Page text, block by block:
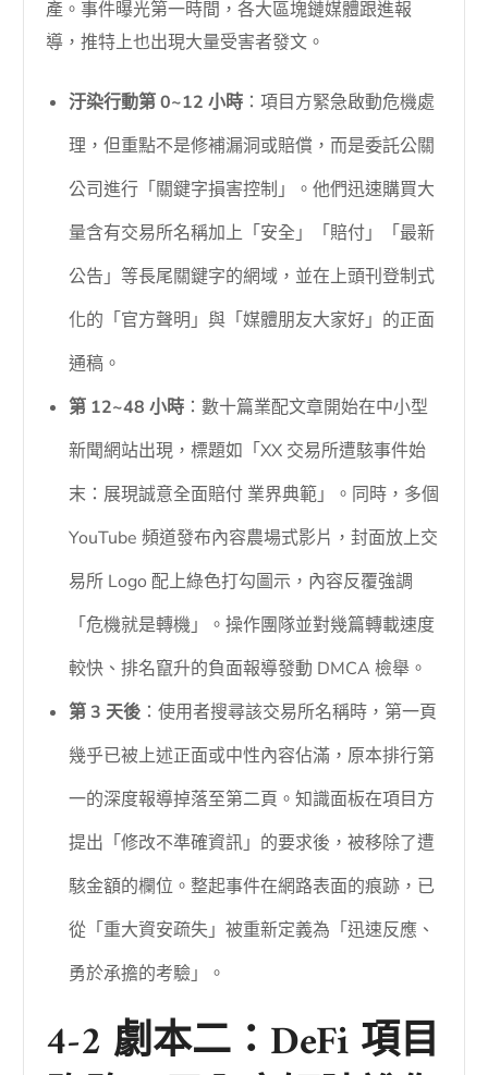
產。事件曝光第一時間，各大區塊鏈媒體跟進報
導，推特上也出現大量受害者發文。
汙染行動第 0~12 小時 ：項目方緊急啟動危機處
理，但重點不是修補漏洞或賠償，而是委託公關
公司進行「關鍵字損害控制」。他們迅速購買大
量含有交易所名稱加上「安全」「賠付」「最新
公告」等長尾關鍵字的網域，並在上頭刊登制式
化的「官方聲明」與「媒體朋友大家好」的正面
通稿。
第 12~48 小時 ：數十篇業配文章開始在中小型
新聞網站出現，標題如「XX 交易所遭駭事件始
末：展現誠意全面賠付 業界典範」。同時，多個
YouTube 頻道發布內容農場式影片，封面放上交
易所 Logo 配上綠色打勾圖示，內容反覆強調
「危機就是轉機」。操作團隊並對幾篇轉載速度
較快、排名竄升的負面報導發動 DMCA 檢舉。
第 3 天後 ：使用者搜尋該交易所名稱時，第一頁
幾乎已被上述正面或中性內容佔滿，原本排行第
一的深度報導掉落至第二頁。知識面板在項目方
提出「修改不準確資訊」的要求後，被移除了遭
駭金額的欄位。整起事件在網路表面的痕跡，已
從「重大資安疏失」被重新定義為「迅速反應、
勇於承擔的考驗」。
4-2 劇本二：DeFi 項目